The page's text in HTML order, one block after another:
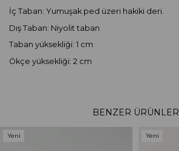
İç Taban: Yumuşak ped üzeri hakiki deri.
Dış Taban: Niyolit taban
Taban yüksekliği: 1 cm
Ökçe yüksekliği: 2 cm
BENZER ÜRÜNLER
Yeni
Yeni